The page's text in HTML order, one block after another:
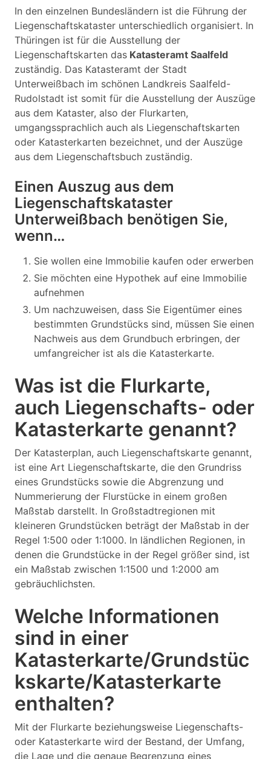
In den einzelnen Bundesländern ist die Führung der
Liegenschaftskataster unterschiedlich organisiert. In
Thüringen ist für die Ausstellung der
Liegenschaftskarten das Katasteramt Saalfeld
zuständig. Das Katasteramt der Stadt
Unterweißbach im schönen Landkreis Saalfeld-
Rudolstadt ist somit für die Ausstellung der Auszüge
aus dem Kataster, also der Flurkarten,
umgangssprachlich auch als Liegenschaftskarten
oder Katasterkarten bezeichnet, und der Auszüge
aus dem Liegenschaftsbuch zuständig.
Einen Auszug aus dem
Liegenschaftskataster
Unterweißbach benötigen Sie,
wenn…
Sie wollen eine Immobilie kaufen oder erwerben
Sie möchten eine Hypothek auf eine Immobilie
aufnehmen
Um nachzuweisen, dass Sie Eigentümer eines
bestimmten Grundstücks sind, müssen Sie einen
Nachweis aus dem Grundbuch erbringen, der
umfangreicher ist als die Katasterkarte.
Was ist die Flurkarte,
auch Liegenschafts- oder
Katasterkarte genannt?
Der Katasterplan, auch Liegenschaftskarte genannt,
ist eine Art Liegenschaftskarte, die den Grundriss
eines Grundstücks sowie die Abgrenzung und
Nummerierung der Flurstücke in einem großen
Maßstab darstellt. In Großstadtregionen mit
kleineren Grundstücken beträgt der Maßstab in der
Regel 1:500 oder 1:1000. In ländlichen Regionen, in
denen die Grundstücke in der Regel größer sind, ist
ein Maßstab zwischen 1:1500 und 1:2000 am
gebräuchlichsten.
Welche Informationen
sind in einer
Katasterkarte/Grundstüc
kskarte/Katasterkarte
enthalten?
Mit der Flurkarte beziehungsweise Liegenschafts-
oder Katasterkarte wird der Bestand, der Umfang,
die Lage und die genaue Begrenzung eines